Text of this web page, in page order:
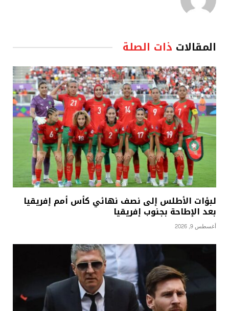
المقالات ذات الصلة
لبؤات الأطلس إلى نصف نهائي كأس أمم إفريقيا
بعد الإطاحة بجنوب إفريقيا
أغسطس 9, 2026